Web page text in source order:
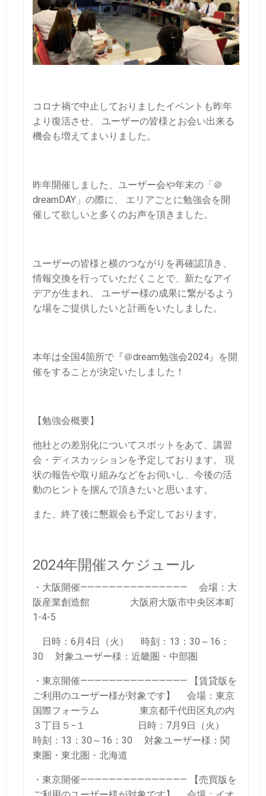
コロナ禍で中止しておりましたイベントも昨年
より復活させ、
ユーザーの皆様とお会い出来る
機会も増えてまいりました。
昨年開催しました、ユーザー会や年末の「＠
dreamDAY」の際に、
エリアごとに勉強会を開
催して欲しいと多くのお声を頂きました。
ユーザーの皆様と横のつながりを再確認頂き、
情報交換を行っていただくことで、新たなアイ
デアが生まれ、
ユーザー様の成果に繋がるよう
な場をご提供したいと計画をいたしました。
本年は全国4箇所で『＠dream勉強会2024』を開
催をすることが決定いたしました！
【勉強会概要】
他社との差別化についてスポットをあて、講習
会・ディスカッションを予定しております。
現
状の報告や取り組みなどをお伺いし、今後の活
動のヒントを掴んで頂きたいと思います。
また、終了後に懇親会も予定しております。
2024年開催スケジュール
・大阪開催——————————————— 会場：大
阪産業創造館 大阪府大阪市中央区本町
1-4-5
日時：6月4日（火）
時刻：13：30～16：
30 対象ユーザー様：近畿圏・中部圏
・東京開催——————————————— 【賃貸版を
ご利用のユーザー様が対象です】
会場：東京
国際フォーラム 東京都千代田区丸の内
３丁目５−１
日時：7月9日（火）
時刻：13：30～16：30 対象ユーザー様：関
東圏・東北圏・北海道
・東京開催——————————————— 【売買版を